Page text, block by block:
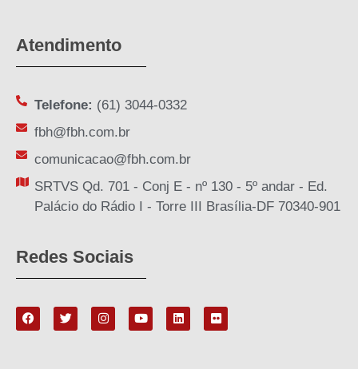
Atendimento
Telefone: (61) 3044-0332
fbh@fbh.com.br
comunicacao@fbh.com.br
SRTVS Qd. 701 - Conj E - nº 130 - 5º andar - Ed.
Palácio do Rádio I - Torre III Brasília-DF 70340-901
Redes Sociais